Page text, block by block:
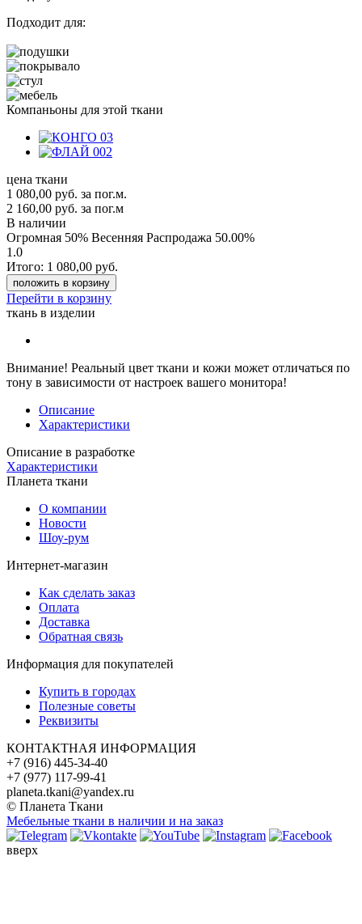
Подходит для:
Компаньоны для этой ткани
цена ткани
1 080,00 руб. за пог.м.
2 160,00 руб. за пог.м
В наличии
Огромная 50% Весенняя Распродажа 50.00%
1.0
Итого: 1 080,00 руб.
положить в корзину
Перейти в корзину
ткань в изделии
Внимание! Реальный цвет ткани и кожи может отличаться по
тону в зависимости от настроек вашего монитора!
Описание
Характеристики
Описание в разработке
Характеристики
Планета ткани
О компании
Новости
Шоу-рум
Интернет-магазин
Как сделать заказ
Оплата
Доставка
Обратная связь
Информация для покупателей
Купить в городах
Полезные советы
Реквизиты
КОНТАКТНАЯ ИНФОРМАЦИЯ
+7 (916) 445-34-40
+7 (977) 117-99-41
planeta.tkani@yandex.ru
© Планета Ткани
Мебельные ткани в наличии и на заказ
вверх